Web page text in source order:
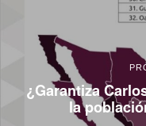
¿Garantiza
la